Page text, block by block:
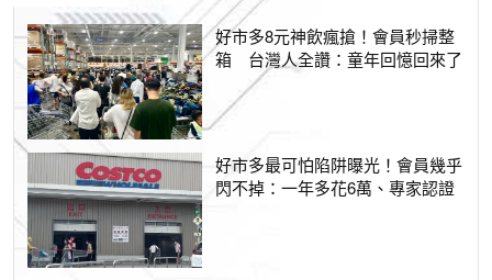
好市多8元神飲瘋搶！會員秒掃整
箱 台灣人全讚：童年回憶回來了
好市多最可怕陷阱曝光！會員幾乎
閃不掉：一年多花6萬、專家認證